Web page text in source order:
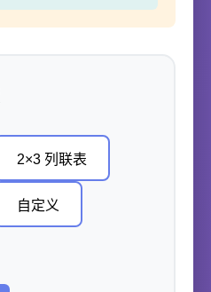
2×3 列联表
自定义